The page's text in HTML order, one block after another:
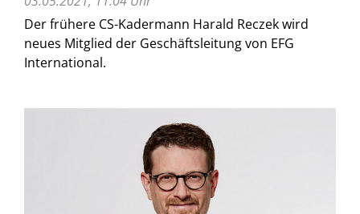
Der frühere CS-Kadermann Harald Reczek wird
neues Mitglied der Geschäftsleitung von EFG
International.